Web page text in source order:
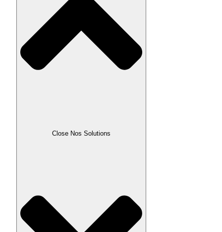
Close Nos Solutions